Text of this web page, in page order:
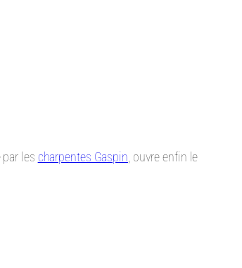
les charpentes Gaspin , ouvre enfin le